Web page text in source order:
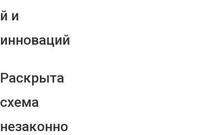
й и
инноваций
Раскрыта
схема
незаконно